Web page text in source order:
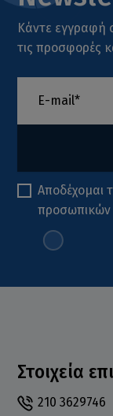
Κάντε εγγραφή
τις προσφορές
Αποδέχομαι
προσωπικών
Στοιχεία
210 3629746